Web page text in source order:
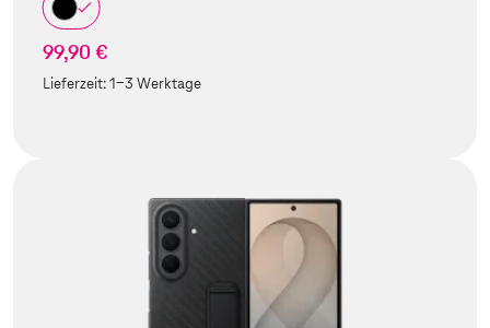
99,90 €
Lieferzeit:1-3 Werktage